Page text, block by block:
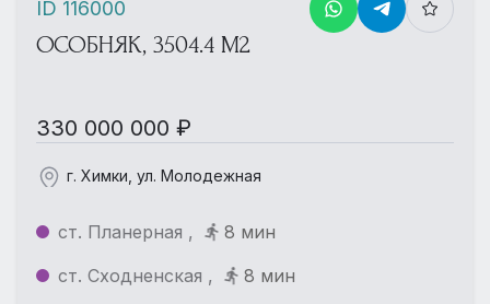
ОСОБНЯК, 3504.4 М2
330 000 000 ₽
г. Химки, ул. Молодежная
ст. Планерная ,
8 мин
ст. Сходненская ,
8 мин
ID 116000